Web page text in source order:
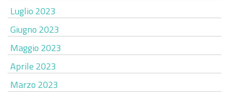
Luglio 2023
Giugno 2023
Maggio 2023
Aprile 2023
Marzo 2023